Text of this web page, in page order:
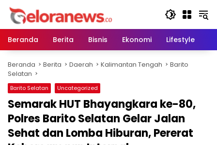
Langsung
konten
Beranda
Berita Bisnis Ekonomi Lifestyle
Beranda Berita Daerah Kalimantan Tengah
Barito
Selatan
Barito Selatan Uncategorized
Semarak HUT Bhayangkara ke-80,
Polres Barito Selatan Gelar Jalan
Sehat dan Lomba Hiburan, Pererat